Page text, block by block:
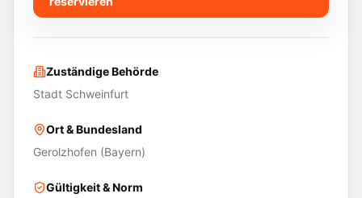
Zuständige Behörde
Stadt Schweinfurt
Ort & Bundesland
Gerolzhofen (Bayern)
Gültigkeit & Norm